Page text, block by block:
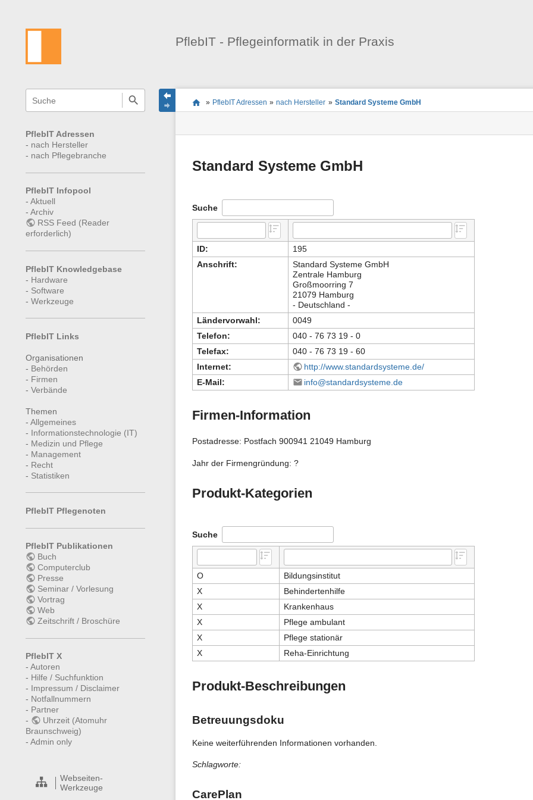
PflebIT - Pflegeinformatik in der Praxis
Wikiübergreifende
Schnellsuche
PflebIT Adressen
- nach Hersteller
- nach Pflegebranche
PflebIT Infopool
- Aktuell
- Archiv
RSS Feed (Reader
erforderlich)
PflebIT Knowledgebase
- Hardware
- Software
- Werkzeuge
PflebIT Links
Organisationen
- Behörden
- Firmen
- Verbände
Themen
- Allgemeines
- Informationstechnologie (IT)
- Medizin und Pflege
- Management
- Recht
- Statistiken
PflebIT Pflegenoten
PflebIT Publikationen
Buch
Computerclub
Presse
Seminar / Vorlesung
Vortrag
Web
Zeitschrift / Broschüre
PflebIT X
- Autoren
- Hilfe / Suchfunktion
- Impressum / Disclaimer
- Notfallnummern
- Partner
-
Uhrzeit (Atomuhr
Braunschweig)
- Admin only
Webseiten-
Werkzeuge
Seitenstatus
Standortanzeiger
Sie
befinden
» PflebIT Adressen » nach Hersteller » Standard Systeme GmbH
Seiten-
Standard Systeme GmbH
Suche
ID:
195
Anschrift:
Standard Systeme GmbH
Zentrale Hamburg
Großmoorring 7
21079 Hamburg
- Deutschland -
Ländervorwahl:
0049
Telefon:
040 - 76 73 19 - 0
Telefax:
040 - 76 73 19 - 60
Internet:
http://www.standardsysteme.de/
E-Mail:
info@standardsysteme.de
Firmen-Information
Postadresse: Postfach 900941 21049 Hamburg
Jahr der Firmengründung: ?
Produkt-Kategorien
Suche
O
Bildungsinstitut
X
Behindertenhilfe
X
Krankenhaus
X
Pflege ambulant
X
Pflege stationär
X
Reha-Einrichtung
Produkt-Beschreibungen
Betreuungsdoku
Keine weiterführenden Informationen vorhanden.
Schlagworte:
CarePlan